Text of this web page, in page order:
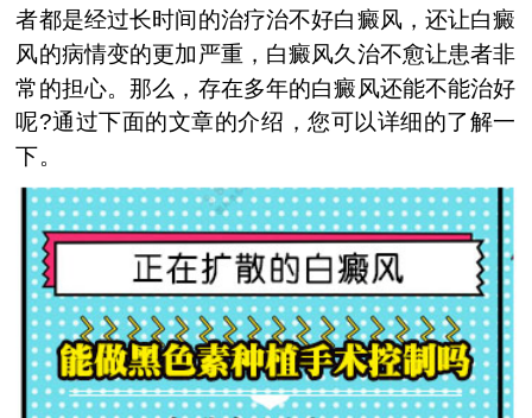
者都是经过长时间的治疗治不好白癜风，还让白癜
风的病情变的更加严重，白癜风久治不愈让患者非
常的担心。那么，存在多年的白癜风还能不能治好
呢?通过下面的文章的介绍，您可以详细的了解一
下。